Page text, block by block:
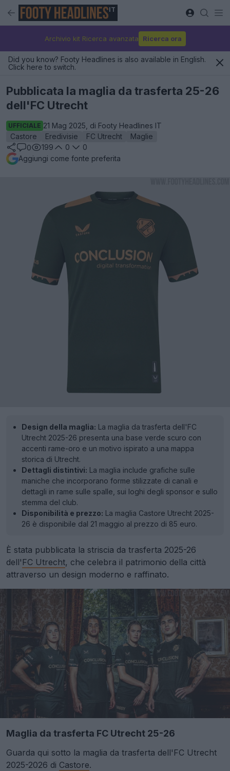
IT
Archivio kit Ricerca avanzata Ricerca ora
Did you know? Footy Headlines is also available in English.
Click here to switch.
Pubblicata la maglia da trasferta 25-26
dell'FC Utrecht
UFFICIALE 21 Mag 2025, di Footy Headlines IT
Castore
Eredivisie FC Utrecht
Maglie
0
199 0
0
Aggiungi come fonte preferita
Design della maglia: La maglia da trasferta dell'FC
Utrecht 2025-26 presenta una base verde scuro con
accenti rame-oro e un motivo ispirato a una mappa
storica di Utrecht.
Dettagli distintivi: La maglia include grafiche sulle
maniche che incorporano forme stilizzate di canali e
dettagli in rame sulle spalle, sui loghi degli sponsor e sullo
stemma del club.
Disponibilità e prezzo: La maglia Castore Utrecht 2025-
26 è disponibile dal 21 maggio al prezzo di 85 euro.
È stata pubblicata la striscia da trasferta 2025-26
dell' FC Utrecht, che celebra il patrimonio della città
attraverso un design moderno e raffinato.
Maglia da trasferta FC Utrecht 25-26
Guarda qui sotto la maglia da trasferta dell'FC Utrecht
2025-2026 di Castore.